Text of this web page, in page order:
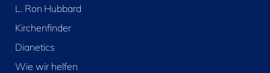
L. Ron Hubbard
Kirchenfinder
Dianetics
Wie wir helfen